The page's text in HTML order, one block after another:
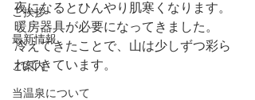
ご挨拶
最新情報
ご案内
当温泉について
夜になるとひんやり肌寒くなります。
暖房器具が必要になってきました。
冷えてきたことで、山は少しずつ彩ら
れてきています。